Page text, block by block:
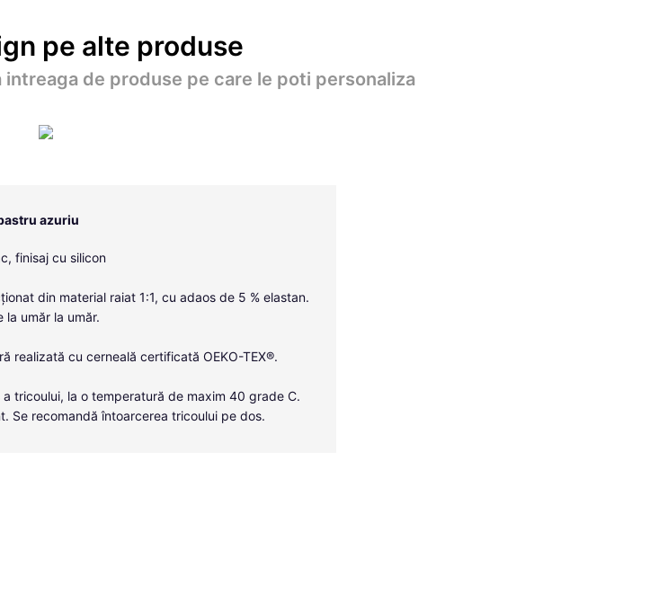
pe alte produse
de produse pe care le poti personaliza
azuriu
finisaj cu silicon
din material raiat 1:1, cu adaos de 5 % elastan.
umăr la umăr.
realizată cu cerneală certificată OEKO-TEX®.
tricoului, la o temperatură de maxim 40 grade C.
Se recomandă întoarcerea tricoului pe dos.